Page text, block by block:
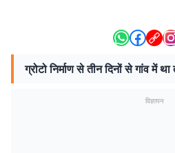
ग्रोटो निर्माण से तीन दिनों से गांव में
विज्ञापन